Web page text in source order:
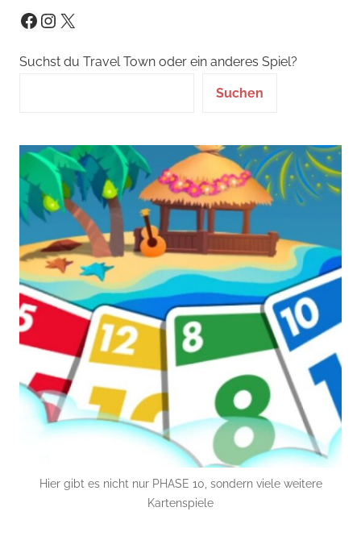
Facebook
Instagram
X
Suchst du Travel Town oder ein anderes Spiel?
Suchen
Hier gibt es nicht nur PHASE 10, sondern viele weitere
Kartenspiele